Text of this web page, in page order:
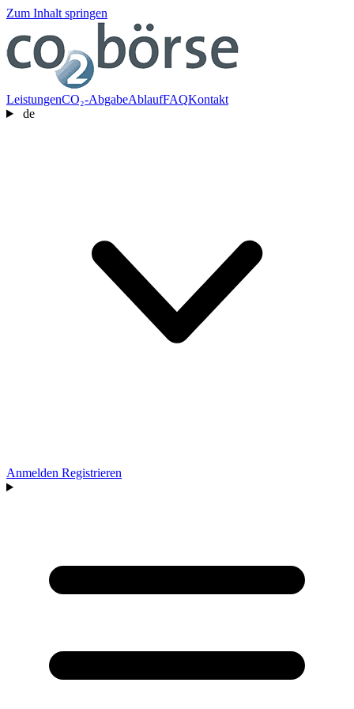
Zum Inhalt springen
LeistungenCO₂-AbgabeAblaufFAQKontakt
de
Anmelden Registrieren